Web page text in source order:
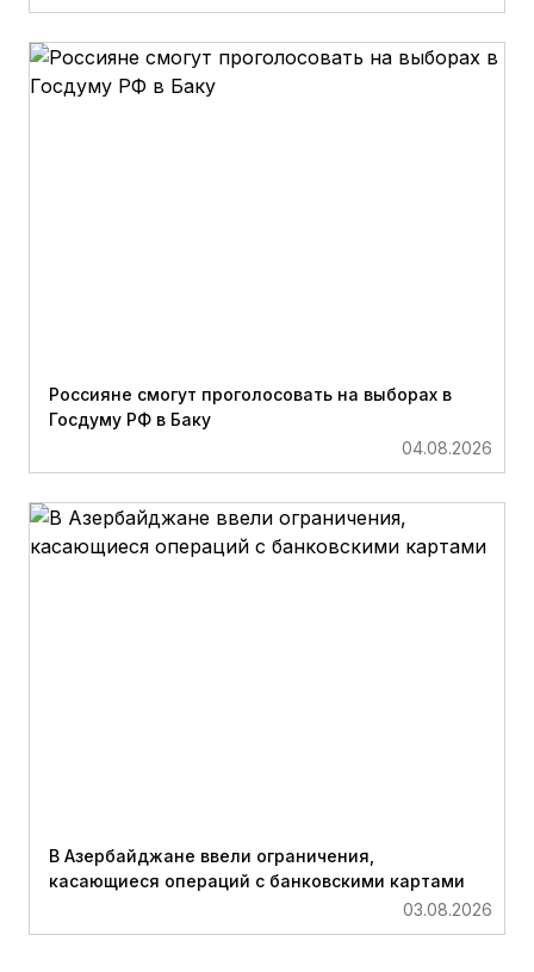
Россияне смогут проголосовать на выборах в
Госдуму РФ в Баку
04.08.2026
В Азербайджане ввели ограничения,
касающиеся операций с банковскими картами
03.08.2026